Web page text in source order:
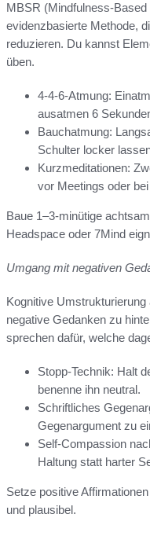
MBSR (Mindfulness-
evidenzbasierte Methode,
reduzieren. Du kannst
üben.
4-4-6-Atmung:
ausatmen 6
Bauchatmung:
Schulter locker
Kurzmeditationen:
vor Meetings oder
Baue 1–3-minütige
Headspace oder 7Mind
Umgang mit negativen
Kognitive Umstrukturierung
negative Gedanken zu
sprechen dafür, welche
Stopp-Technik: Halt
benenne ihn neutral.
Schriftliches
Gegenargument zu
Self-Compassion
Haltung statt harter
Setze positive
und plausibel.